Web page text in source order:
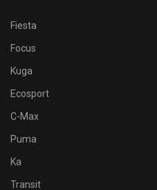
Fiesta
Focus
Kuga
Ecosport
C-Max
Puma
Ka
Transit